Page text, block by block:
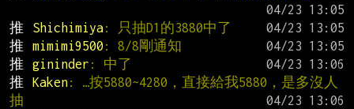
推
Shichimiya: 只抽D1的3880中了
推
mimimi9500 : 8/8剛通知
推
gininder : 中了
推
Kaken: …按5880~4280，直接給我5880，是多沒人
抽